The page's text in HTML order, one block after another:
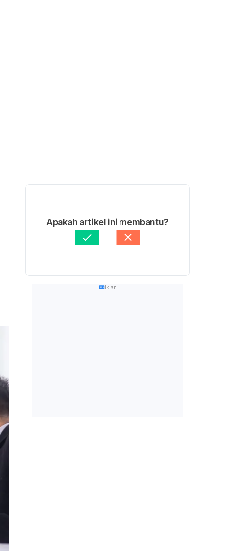
Apakah artikel ini membantu?
Iklan